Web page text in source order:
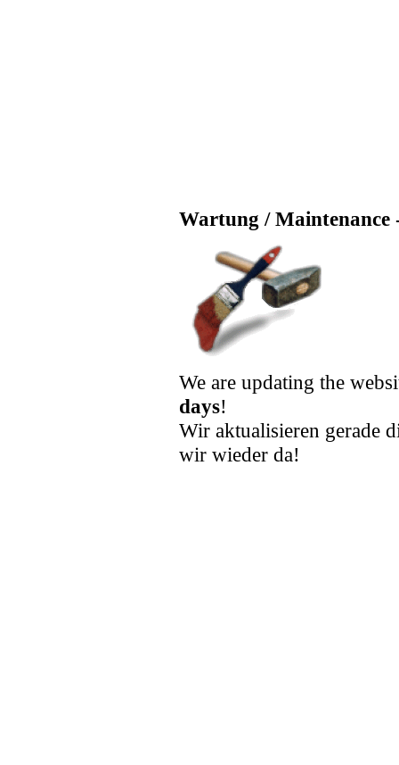
Wartung / Maintenance
We are updating the
days!
Wir aktualisieren gerade
wir wieder da!